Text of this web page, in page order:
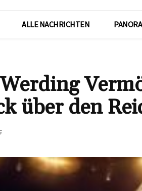
ALLE NACHRICHTEN
über den